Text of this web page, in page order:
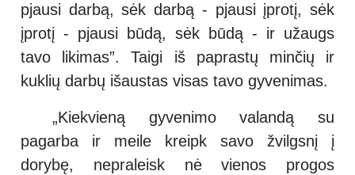
pjausi darbą, sėk darbą - pjausi įprotį, sėk
įprotį - pjausi būdą, sėk būdą - ir užaugs
tavo likimas”. Taigi iš paprastų minčių ir
kuklių darbų išaustas visas tavo gyvenimas.
„Kiekvieną gyvenimo valandą su
pagarba ir meile kreipk savo žvilgsnį į
dorybę, nepraleisk nė vienos progos